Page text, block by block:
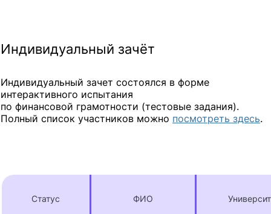
Индивидуальный зачёт
Индивидуальный зачет состоялся в форме
интерактивного испытания
по финансовой грамотности (тестовые задания).
Полный список участников можно посмотреть здесь.
Статус ФИО